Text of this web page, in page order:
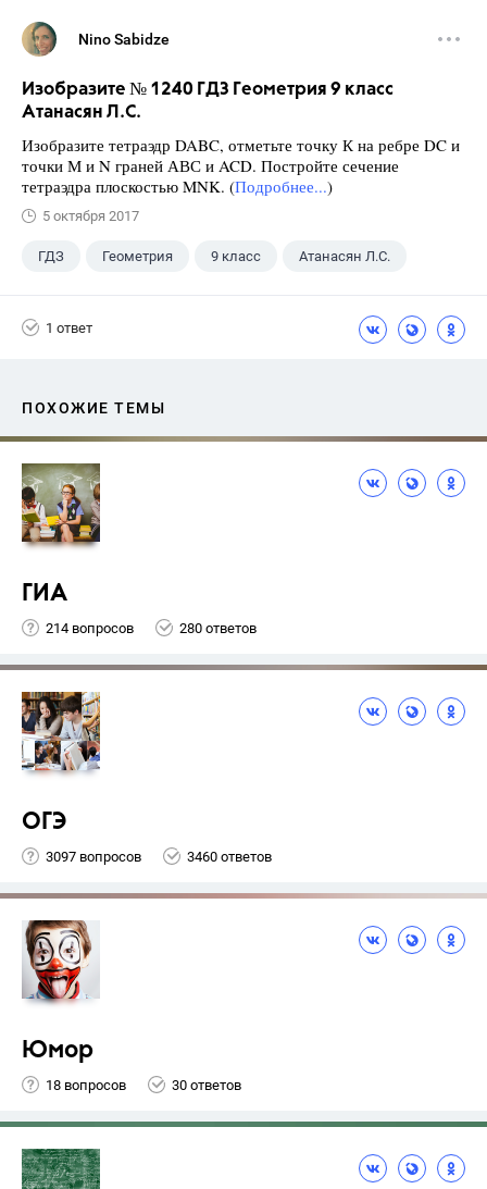
Nino Sabidze
Изобразите № 1240 ГДЗ Геометрия 9 класс
Атанасян Л.С.
Изобразите тетраэдр DABC, отметьте точку К на ребре DC и
точки М и N граней АВС и ACD. Постройте сечение
тетраэдра плоскостью MNK. (Подробнее...)
5 октября 2017
ГДЗ Геометрия 9 класс Атанасян Л.С.
1 ответ
ПОХОЖИЕ ТЕМЫ
ГИА
214 вопросов 280 ответов
ОГЭ
3097 вопросов 3460 ответов
Юмор
18 вопросов 30 ответов